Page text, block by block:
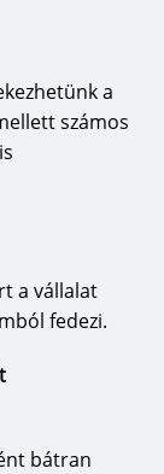
a
számos
a vállalat
fedezi.
bátran